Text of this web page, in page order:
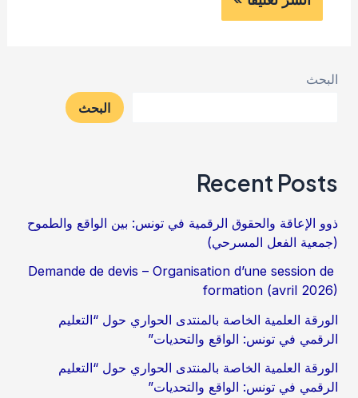
البحث
البحث
Recent Posts
ذوو الإعاقة والحقوق الرقمية في تونس: بين الواقع والطموح
(جمعية الفعل المسرحي)
Demande de devis – Organisation d’une session de
formation (avril 2026)
الورقة العلمية الخاصة بالمنتدى الحواري حول “التعليم
الرقمي في تونس: الواقع والتحديات”
الورقة العلمية الخاصة بالمنتدى الحواري حول “التعليم
الرقمي في تونس: الواقع والتحديات”